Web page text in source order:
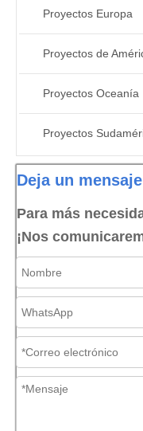
Proyectos Europa
Proyectos de
Proyectos Oceanía
Proyectos
Deja un mensaje
Para más
¡Nos